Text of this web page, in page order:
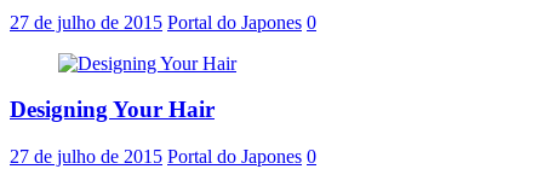
27 de julho de 2015 Portal do Japones 0
Designing Your Hair
27 de julho de 2015 Portal do Japones 0